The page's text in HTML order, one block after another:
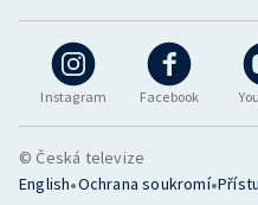
Instagram Facebook
© Česká televize
English•Ochrana soukromí•